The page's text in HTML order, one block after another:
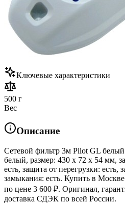
Ключевые характеристики
500 г
Вес
Описание
Сетевой фильтр 3м Pilot GL
белый, размер: 430 x 72 x 54 мм,
есть, защита от перегрузки: есть,
замыкания: есть. Купить в
по цене 3 600 ₽. Оригинал,
доставка СДЭК по всей России.